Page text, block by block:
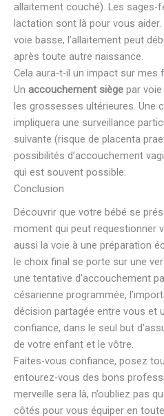
allaitement couché). Les
lactation sont là pour vous
voie basse, l’allaitement peut
après toute autre naissance.
Cela aura-t-il un impact sur mes
Un accouchement siège par voie
les grossesses ultérieures. Une
impliquera une surveillance
suivante (risque de placenta
possibilités d’accouchement
qui est souvent possible.
Conclusion
Découvrir que votre bébé se
moment qui peut requestionner
aussi la voie à une préparation
le choix final se porte sur une
une tentative d’accouchement
césarienne programmée,
décision partagée entre vous et
confiance, dans le seul but
de votre enfant et le vôtre.
Faites-vous confiance, posez
entourez-vous des bons
merveille sera là, n’oubliez pas
côtés pour vous équiper en